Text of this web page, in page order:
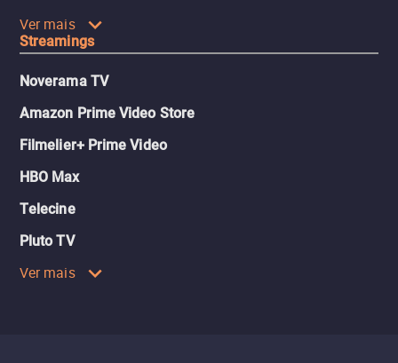
Ver mais
Streamings
Noverama TV
Amazon Prime Video Store
Filmelier+ Prime Video
HBO Max
Telecine
Pluto TV
Ver mais